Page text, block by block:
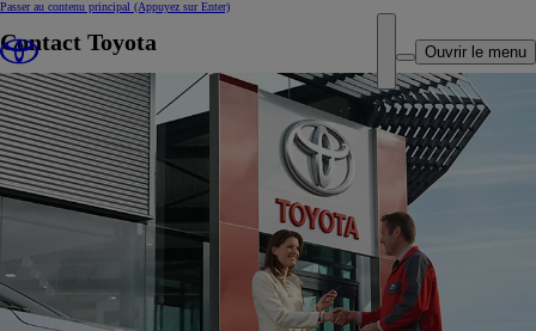
Passer au contenu principal (Appuyez sur Enter)
Ouvrir le menu
Contact Toyota